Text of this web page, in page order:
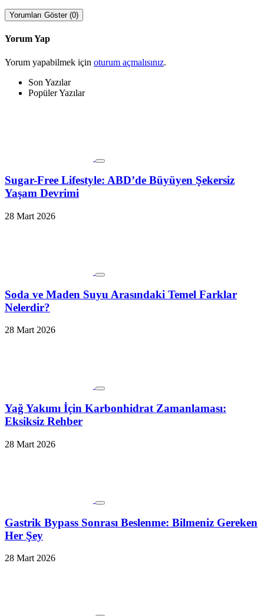
Yorumları Göster (0)
Yorum Yap
Yorum yapabilmek için oturum açmalısınız.
Son Yazılar
Popüler Yazılar
Sugar-Free Lifestyle: ABD’de Büyüyen Şekersiz
Yaşam Devrimi
28 Mart 2026
Soda ve Maden Suyu Arasındaki Temel Farklar
Nelerdir?
28 Mart 2026
Yağ Yakımı İçin Karbonhidrat Zamanlaması:
Eksiksiz Rehber
28 Mart 2026
Gastrik Bypass Sonrası Beslenme: Bilmeniz Gereken
Her Şey
28 Mart 2026